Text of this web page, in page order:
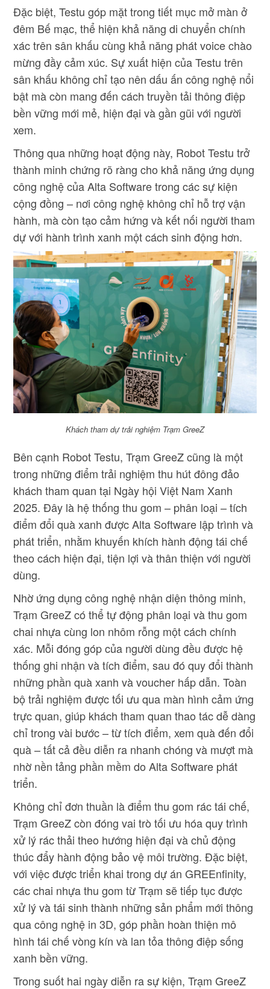
Đặc biệt, Testu góp mặt trong tiết mục mở màn ở
đêm Bế mạc, thể hiện khả năng di chuyển chính
xác trên sân khấu cùng khả năng phát voice chào
mừng đầy cảm xúc. Sự xuất hiện của Testu trên
sân khấu không chỉ tạo nên dấu ấn công nghệ nổi
bật mà còn mang đến cách truyền tải thông điệp
bền vững mới mẻ, hiện đại và gần gũi với người
xem.
Thông qua những hoạt động này, Robot Testu trở
thành minh chứng rõ ràng cho khả năng ứng dụng
công nghệ của Alta Software trong các sự kiện
cộng đồng – nơi công nghệ không chỉ hỗ trợ vận
hành, mà còn tạo cảm hứng và kết nối người tham
dự với hành trình xanh một cách sinh động hơn.
Khách tham dự trải nghiệm Trạm GreeZ
Bên cạnh Robot Testu, Trạm GreeZ cũng là một
trong những điểm trải nghiệm thu hút đông đảo
khách tham quan tại Ngày hội Việt Nam Xanh
2025. Đây là hệ thống thu gom – phân loại – tích
điểm đổi quà xanh được Alta Software lập trình và
phát triển, nhằm khuyến khích hành động tái chế
theo cách hiện đại, tiện lợi và thân thiện với người
dùng.
Nhờ ứng dụng công nghệ nhận diện thông minh,
Trạm GreeZ có thể tự động phân loại và thu gom
chai nhựa cùng lon nhôm rỗng một cách chính
xác. Mỗi đóng góp của người dùng đều được hệ
thống ghi nhận và tích điểm, sau đó quy đổi thành
những phần quà xanh và voucher hấp dẫn. Toàn
bộ trải nghiệm được tối ưu qua màn hình cảm ứng
trực quan, giúp khách tham quan thao tác dễ dàng
chỉ trong vài bước – từ tích điểm, xem quà đến đổi
quà – tất cả đều diễn ra nhanh chóng và mượt mà
nhờ nền tảng phần mềm do Alta Software phát
triển.
Không chỉ đơn thuần là điểm thu gom rác tái chế,
Trạm GreeZ còn đóng vai trò tối ưu hóa quy trình
xử lý rác thải theo hướng hiện đại và chủ động
thúc đẩy hành động bảo vệ môi trường. Đặc biệt,
với việc được triển khai trong dự án GREEnfinity,
các chai nhựa thu gom từ Trạm sẽ tiếp tục được
xử lý và tái sinh thành những sản phẩm mới thông
qua công nghệ in 3D, góp phần hoàn thiện mô
hình tái chế vòng kín và lan tỏa thông điệp sống
xanh bền vững.
Trong suốt hai ngày diễn ra sự kiện, Trạm GreeZ